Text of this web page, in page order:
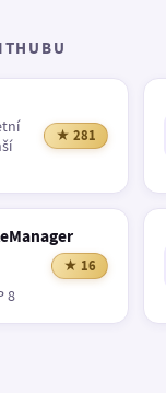
★ 281
8
★ 16